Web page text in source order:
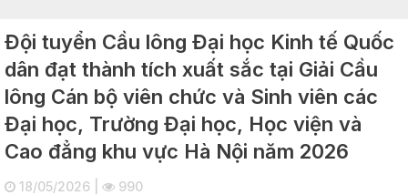
Đội tuyển Cầu lông Đại học Kinh tế Quốc
dân đạt thành tích xuất sắc tại Giải Cầu
lông Cán bộ viên chức và Sinh viên các
Đại học, Trường Đại học, Học viện và
Cao đẳng khu vực Hà Nội năm 2026
18/05/2026 | 990